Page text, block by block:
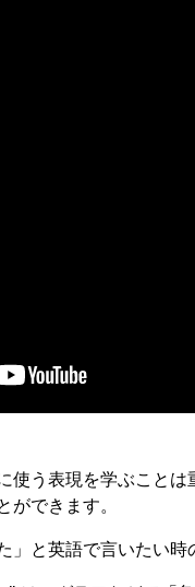
使う表現を学ぶこと
できます。
と英語で言いたい時